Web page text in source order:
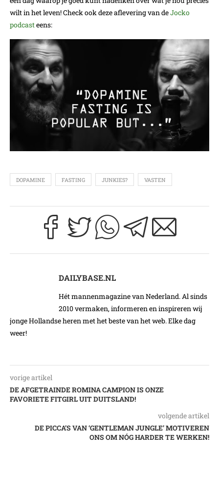
wilt in het leven! Check ook deze aflevering van deJocko
podcasteens:
DOPAMINE FASTING JUNKIES? VASTEN
DAILYBASE.NL
Hét mannenmagazine van Nederland. Al sinds
2010 vermaken, informeren en inspireren wij
jonge Hollandse heren met het beste van het web. Elke dag
weer!
vorige artikel
DE AFGETRAINDE ROMINA CAMPION IS ONZE
FAVORIETE FITGIRL UIT DUITSLAND!
volgende artikel
DE PICCA’S VAN ‘GENTLEMAN JUNGLE’ MOTIVEREN
ONS OM NÓG HARDER TE WERKEN!